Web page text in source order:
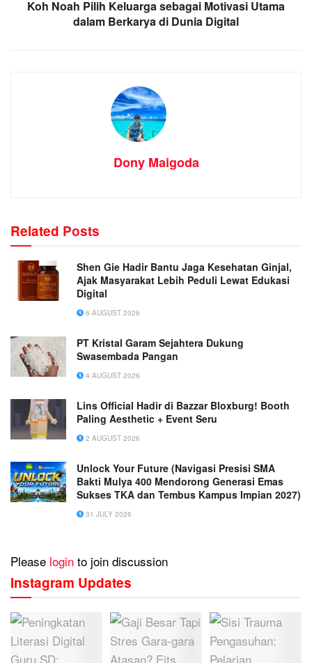
Koh Noah Pilih Keluarga sebagai Motivasi Utama
dalam Berkarya di Dunia Digital
Dony Maigoda
Related Posts
Shen Gie Hadir Bantu Jaga Kesehatan Ginjal,
Ajak Masyarakat Lebih Peduli Lewat Edukasi
Digital
6 AUGUST 2026
PT Kristal Garam Sejahtera Dukung
Swasembada Pangan
4 AUGUST 2026
Lins Official Hadir di Bazzar Bloxburg! Booth
Paling Aesthetic + Event Seru
2 AUGUST 2026
Unlock Your Future (Navigasi Presisi SMA
Bakti Mulya 400 Mendorong Generasi Emas
Sukses TKA dan Tembus Kampus Impian 2027)
31 JULY 2026
Please login to join discussion
Instagram Updates